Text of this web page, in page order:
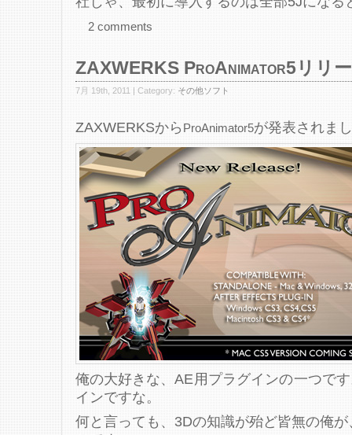
2 comments
ZAXWERKS ProAnimator5リリ
7月 19th, 2011 | Category: その他ソフト
ZAXWERKSから ProAnimator5が発表されま
俺の大好きな、AE用プラグインの一つで
インですな。
何と言っても、3Dの知識が殆ど皆無の俺